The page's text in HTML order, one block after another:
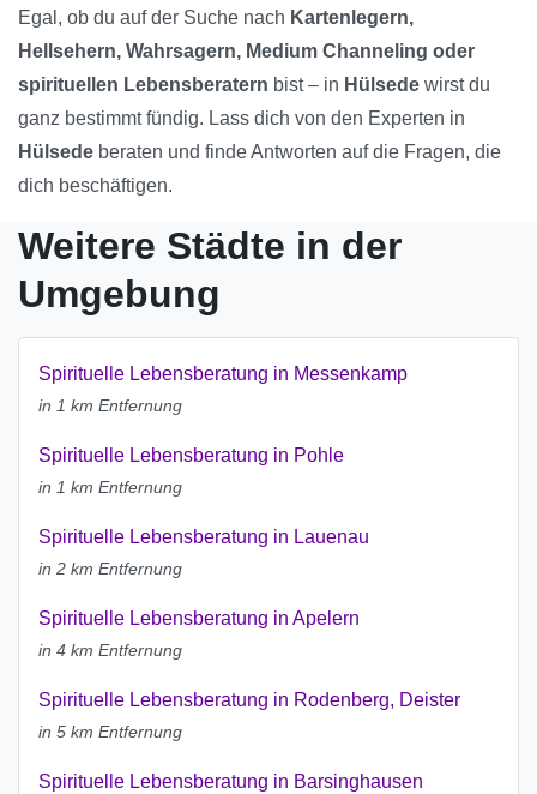
Egal, ob du auf der Suche nach Kartenlegern,
Hellsehern, Wahrsagern, Medium Channeling oder
spirituellen Lebensberatern bist – in Hülsede wirst du
ganz bestimmt fündig. Lass dich von den Experten in
Hülsede beraten und finde Antworten auf die Fragen, die
dich beschäftigen.
Weitere Städte in der
Umgebung
Spirituelle Lebensberatung in Messenkamp
in 1 km Entfernung
Spirituelle Lebensberatung in Pohle
in 1 km Entfernung
Spirituelle Lebensberatung in Lauenau
in 2 km Entfernung
Spirituelle Lebensberatung in Apelern
in 4 km Entfernung
Spirituelle Lebensberatung in Rodenberg, Deister
in 5 km Entfernung
Spirituelle Lebensberatung in Barsinghausen